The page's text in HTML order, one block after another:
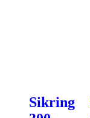
Sikring